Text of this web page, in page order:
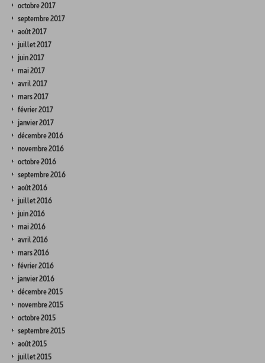
octobre 2017
septembre 2017
août 2017
juillet 2017
juin 2017
mai 2017
avril 2017
mars 2017
février 2017
janvier 2017
décembre 2016
novembre 2016
octobre 2016
septembre 2016
août 2016
juillet 2016
juin 2016
mai 2016
avril 2016
mars 2016
février 2016
janvier 2016
décembre 2015
novembre 2015
octobre 2015
septembre 2015
août 2015
juillet 2015